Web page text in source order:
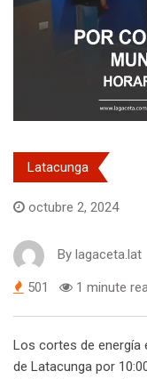
Latacunga
octubre 2, 2024
By lagaceta.lat
501 1 minute
Los cortes de energía
de Latacunga por